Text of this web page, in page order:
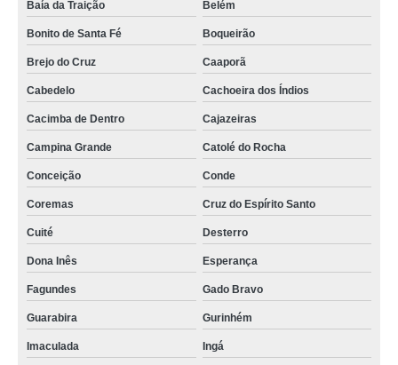
alugar sala comercial por hora valores Cacimba de Dentro
sala aluguel por hora locação Belém
sala coworking por hora valores Maracanaú
preço de aluguel por hora de sala Caaporã
sala comercial para alugar por hora valores Umbuzeiro
sala de atendimento por hora locação Catolé do Rocha
preço de sala para alugar por hora Monteiro
sala por hora locação São José de Piranhas
aluguel por hora de sala Parnamirim
alugar sala comercial por hora Itabaiana
Baía da Traição Belém
Bonito de Santa Fé Boqueirão
Brejo do Cruz Caaporã
Cabedelo Cachoeira dos Índios
Cacimba de Dentro Cajazeiras
Campina Grande Catolé do Rocha
Conceição Conde
Coremas Cruz do Espírito Santo
Cuité Desterro
Dona Inês Esperança
Fagundes Gado Bravo
Guarabira Gurinhém
Imaculada Ingá